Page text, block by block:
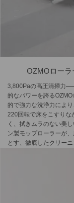
OZMOローラ
3,800Paの高圧清掃力
的なパワーを誇る
的で強力な洗浄力によ
220回転で床をこすりな
く、拭きムラのない美
ン製モップローラーが
とす、徹底したクリーニ